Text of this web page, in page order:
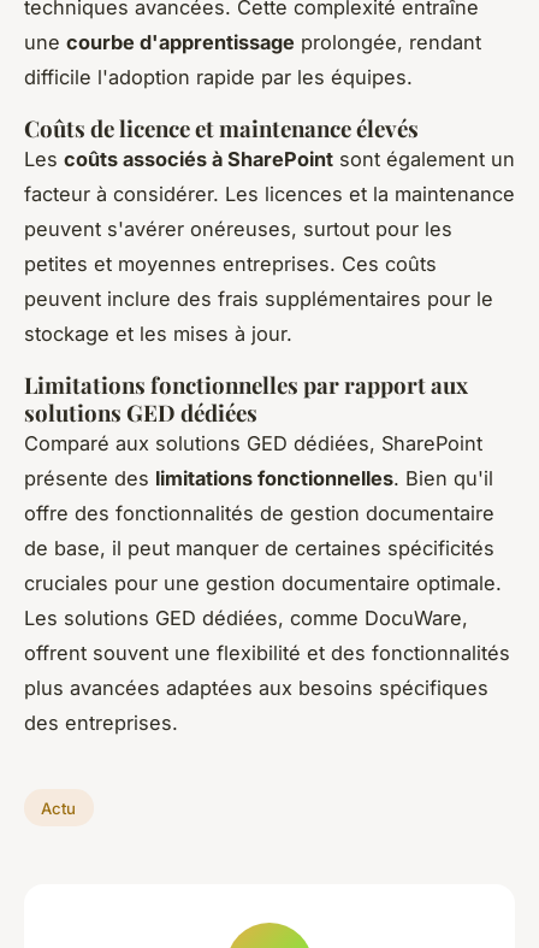
techniques avancées. Cette complexité entraîne
une courbe d'apprentissage prolongée, rendant
difficile l'adoption rapide par les équipes.
Coûts de licence et maintenance élevés
Les coûts associés à SharePoint sont également un
facteur à considérer. Les licences et la maintenance
peuvent s'avérer onéreuses, surtout pour les
petites et moyennes entreprises. Ces coûts
peuvent inclure des frais supplémentaires pour le
stockage et les mises à jour.
Limitations fonctionnelles par rapport aux
solutions GED dédiées
Comparé aux solutions GED dédiées, SharePoint
présente des limitations fonctionnelles. Bien qu'il
offre des fonctionnalités de gestion documentaire
de base, il peut manquer de certaines spécificités
cruciales pour une gestion documentaire optimale.
Les solutions GED dédiées, comme DocuWare,
offrent souvent une flexibilité et des fonctionnalités
plus avancées adaptées aux besoins spécifiques
des entreprises.
Actu